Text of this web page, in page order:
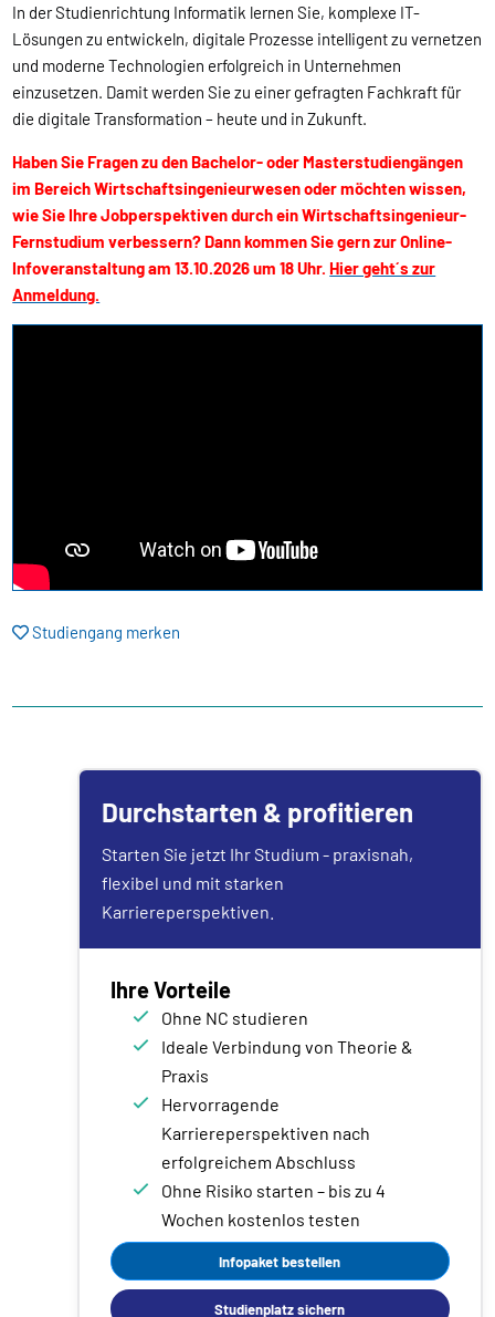
In der Studienrichtung Informatik lernen Sie, komplexe IT-
Lösungen zu entwickeln, digitale Prozesse intelligent zu vernetzen
und moderne Technologien erfolgreich in Unternehmen
einzusetzen. Damit werden Sie zu einer gefragten Fachkraft für
die digitale Transformation – heute und in Zukunft.
Haben Sie Fragen zu den Bachelor- oder Masterstudiengängen
im Bereich Wirtschaftsingenieurwesen oder möchten wissen,
wie Sie Ihre Jobperspektiven durch ein Wirtschaftsingenieur-
Fernstudium verbessern? Dann kommen Sie gern zur Online-
Infoveranstaltung am 13.10.2026 um 18 Uhr. Hier geht´s zur
Anmeldung.
Studiengang merken
Durchstarten & profitieren
Starten Sie jetzt Ihr Studium - praxisnah,
flexibel und mit starken
Karriereperspektiven.
Ihre Vorteile
Ohne NC studieren
Ideale Verbindung von Theorie &
Praxis
Hervorragende
Karriereperspektiven nach
erfolgreichem Abschluss
Ohne Risiko starten – bis zu 4
Wochen kostenlos testen
Infopaket bestellen
Studienplatz sichern